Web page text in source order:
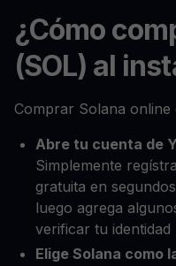
¿Cómo
(SOL) al
Comprar Solana
Abre tu cuenta de
Simplemente
gratuita en
luego agrega
verificar tu identidad
Elige Solana como